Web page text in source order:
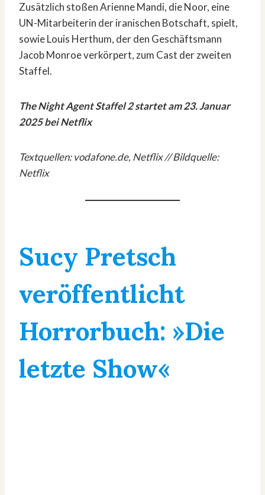
Zusätzlich stoßen Arienne Mandi, die Noor, eine
UN-Mitarbeiterin der iranischen Botschaft, spielt,
sowie Louis Herthum, der den Geschäftsmann
Jacob Monroe verkörpert, zum Cast der zweiten
Staffel.
The Night Agent Staffel 2 startet am 23. Januar
2025 bei Netflix
Textquellen: vodafone.de, Netflix // Bildquelle:
Netflix
Sucy Pretsch
veröffentlicht
Horrorbuch: »Die
letzte Show«